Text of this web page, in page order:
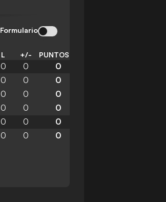
Formulario
L +/- PUNTOS
0 0 0
0 0 0
0 0 0
0 0 0
0 0 0
0 0 0